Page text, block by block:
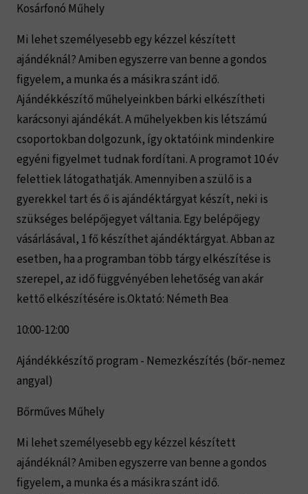
Kosárfonó Műhely
Mi lehet személyesebb egy kézzel készített
ajándéknál? Amiben egyszerre van benne a gondos
figyelem, a munka és a másikra szánt idő.
Ajándékkészítő műhelyeinkben bárki elkészítheti
karácsonyi ajándékát. A műhelyekben kis létszámú
csoportokban dolgozunk, így oktatóink mindenkire
egyéni figyelmet tudnak fordítani. A programot 10 év
felettiek látogathatják. Amennyiben a szülő is a
gyerekkel tart és ő is ajándéktárgyat készít, neki is
szükséges belépőjegyet váltania. Egy belépőjegy
vásárlásával, 1 fő készíthet ajándéktárgyat. Abban az
esetben, ha a programban több tárgy elkészítése is
szerepel, az idő függvényében lehetőség van akár
kettő elkészítésére is.Oktató: Németh Bea
10:00-12:00
Ajándékkészítő program - Nemezkészítés (bőr-nemez
angyal)
Bőrműves Műhely
Mi lehet személyesebb egy kézzel készített
ajándéknál? Amiben egyszerre van benne a gondos
figyelem, a munka és a másikra szánt idő.